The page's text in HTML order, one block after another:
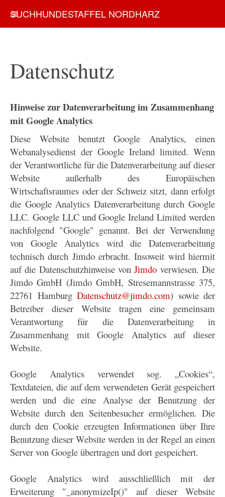
SUCHHUNDESTAFFEL NORDHARZ
Datenschutz
Hinweise zur Datenverarbeitung im Zusammenhang
mit Google Analytics
Diese Website benutzt Google Analytics, einen
Webanalysedienst der Google Ireland limited. Wenn
der Verantwortliche für die Datenverarbeitung auf dieser
Website außerhalb des Europäischen
Wirtschaftsraumes oder der Schweiz sitzt, dann erfolgt
die Google Analytics Datenverarbeitung durch Google
LLC. Google LLC und Google Ireland Limited werden
nachfolgend "Google" genannt. Bei der Verwendung
von Google Analytics wird die Datenverarbeitung
technisch durch Jimdo erbracht. Insoweit wird hiermit
auf die Datenschutzhinweise vonJimdo verwiesen. Die
Jimdo GmbH (Jimdo GmbH, Stresemannstrasse 375,
22761 Hamburg Datenschutz@jimdo.com) sowie der
Betreiber dieser Website tragen eine gemeinsam
Verantwortung für die Datenverarbeitung in
Zusammenhang mit Google Analytics auf dieser
Website.
Google Analytics verwendet sog. „Cookies“,
Textdateien, die auf dem verwendeten Gerät gespeichert
werden und die eine Analyse der Benutzung der
Website durch den Seitenbesucher ermöglichen. Die
durch den Cookie erzeugten Informationen über Ihre
Benutzung dieser Website werden in der Regel an einen
Server von Google übertragen und dort gespeichert.
Google Analytics wird ausschließlich mit der
Erweiterung "_anonymizeIp()" auf dieser Website